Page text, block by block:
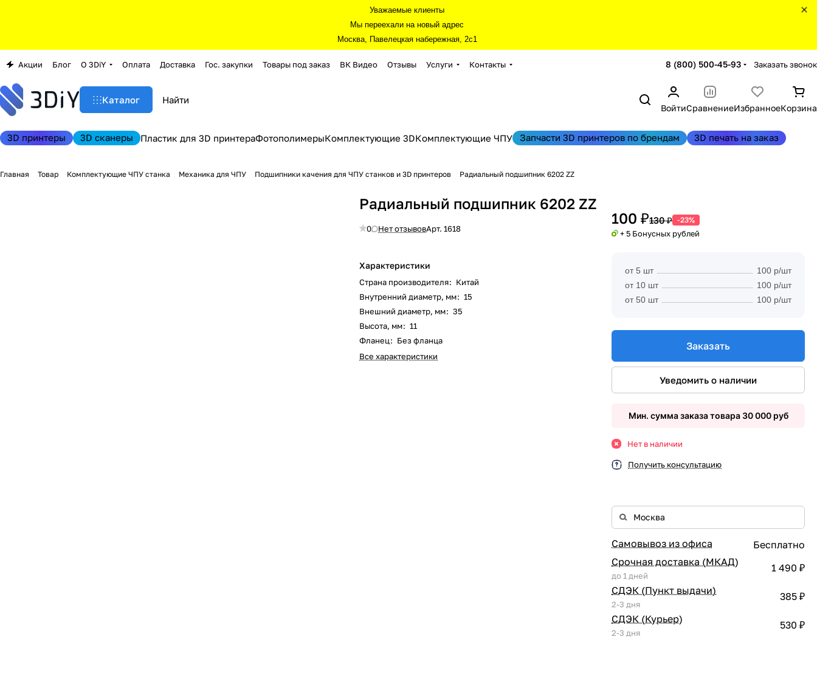
Уважаемые клиенты
Мы переехали на новый адрес
Москва, Павелецкая набережная, 2с1
Акции Блог О 3DiY Оплата Доставка Гос. закупки Товары под заказ ВК Видео Отзывы Услуги Контакты 8 (800) 500-45-93 Заказать звонок
Каталог
ВойтиСравнениеИзбранноеКорзина
3D принтеры 3D сканеры Пластик для 3D принтераФотополимерыКомплектующие 3DКомплектующие ЧПУ Запчасти 3D принтеров по брендам 3D печать на заказ
Главная Товар Комплектующие ЧПУ станка Механика для ЧПУ Подшипники качения для ЧПУ станков и 3D принтеров Радиальный подшипник 6202 ZZ
Радиальный подшипник 6202 ZZ
0 Нет отзывовАрт.1618
Характеристики
Страна производителя: Китай
Внутренний диаметр, мм: 15
Внешний диаметр, мм: 35
Высота, мм: 11
Фланец: Без фланца
Все характеристики
100 ₽130 ₽ -23%
+ 5 Бонусных рублей
от 5 шт
100 р/шт
от 10 шт
100 р/шт
от 50 шт
100 р/шт
Заказать
Уведомить о наличии
Мин. сумма заказа товара 30 000 руб
Нет в наличии
Получить консультацию
Самовывоз из офиса
Бесплатно
Срочная доставка (МКАД)
до 1 дней
1 490 ₽
СДЭК (Пункт выдачи)
2-3 дня
385 ₽
СДЭК (Курьер)
2-3 дня
530 ₽